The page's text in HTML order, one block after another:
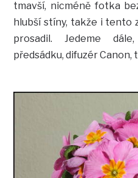
tmavší, nicméně fotka
hlubší stíny, takže i tento
prosadil. Jedeme
předsádku, difuzér